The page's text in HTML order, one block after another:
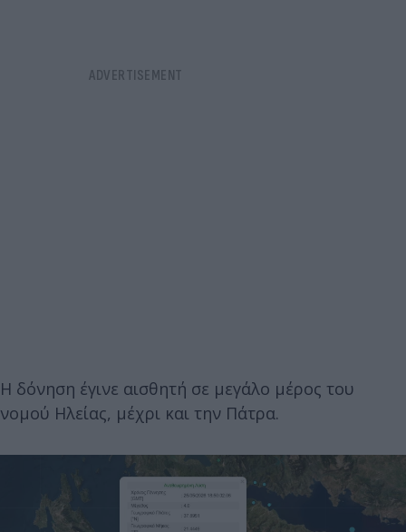
Η δόνηση έγινε αισθητή σε μεγάλο μέρος του
νομού Ηλείας, μέχρι και την Πάτρα.